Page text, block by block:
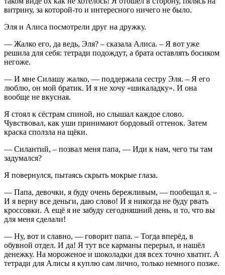
витрину, за которой-то и интересного ничего не было.
Эля и Алиса посмотрели друг на дружку.
— Жалко его, да ведь, Эля? – сказала Алиса. – Я вот уже
решила для себя: тетради подождут, а брата оставлять босиком
негоже.
— И мне Силашу жалко, — поддержала сестру Эля. – Я его
люблю, он мой братик. И я не хочу «шикаладку». И она
вообще не вкусная.
Я стоял к сёстрам спиной, но слышал каждое слово.
Чувствовал, как уши принимают бордовый оттенок. Затем
краска сползла на щёки.
— Силантий, – позвал меня папа, — Иди к нам, чего ты там
задумался?
Я повернулся, пытаясь скрыть мокрые глаза.
— Папа, девочки, я буду очень бережливым, — пообещал я. –
И я верну все деньги, даю слово! И я никогда не буду рвать
кроссовки. А ещё я не забуду сегодняшний день, и то, что вы
для меня сделали!
— Ну, вот и славно, — говорит папа. – Тогда вперёд, в
обувной отдел. И да! Я тут все карманы перерыл, и нашёл
денежку. На мороженое и шоколадки для всех точно хватит. А
тетради для Алисы я куплю сам лично, только немного позже.